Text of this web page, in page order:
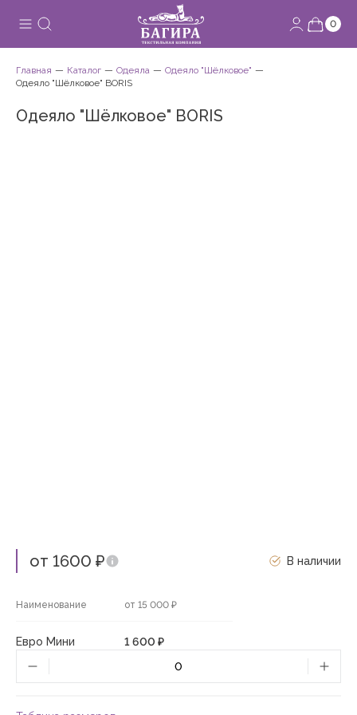
0
Главная Каталог Одеяла
Одеяло "Шёлковое"
Одеяло "Шёлковое" BORIS
Одеяло "Шёлковое" BORIS
от 1600 ₽ В наличии
Наименование от 15 000 ₽
Евро Мини 1 600 ₽